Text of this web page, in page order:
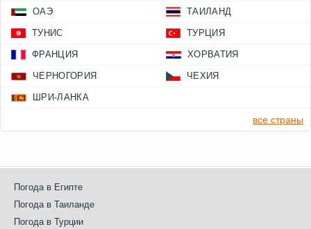
ОАЭ ТАИЛАНД
ТУНИС ТУРЦИЯ
ФРАНЦИЯ ХОРВАТИЯ
ЧЕРНОГОРИЯ ЧЕХИЯ
ШРИ-ЛАНКА
все страны
Погода в Египте
Погода в Таиланде
Погода в Турции